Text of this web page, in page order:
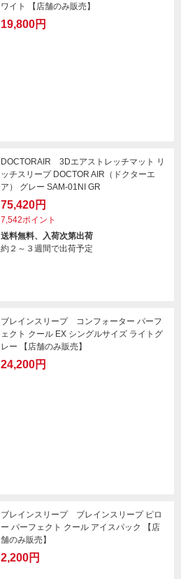
ワイト 【店舗のみ販売】
19,800円
DOCTORAIR 3Dエアストレッチマット リ
ッチスリープ DOCTOR AIR（ドクターエ
ア） グレー SAM-01NI GR
75,420円
7,542ポイント
送料無料、入荷次第出荷
約２～３週間で出荷予定
ブレインスリープ コンフォーター パーフ
ェクト クール EX シングルサイズ ライトグ
レー 【店舗のみ販売】
24,200円
ブレインスリープ ブレインスリープ ピロ
ー パーフェクト クール アイスパック 【店
舗のみ販売】
2,200円